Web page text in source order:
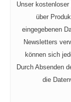
Unser
über
eingegebenen
Newsletters
können sich
Durch Absenden
die